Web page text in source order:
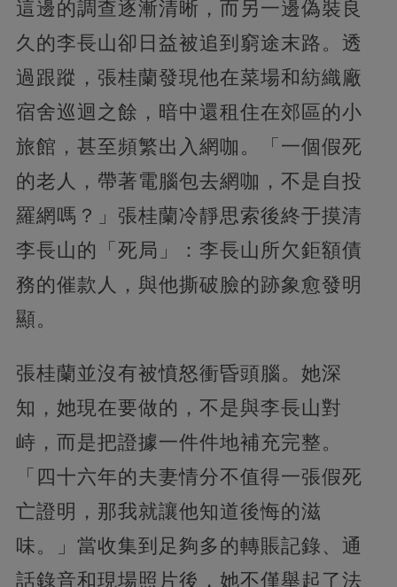
這邊的調查逐漸清晰，而另一邊偽裝良
久的李長山卻日益被追到窮途末路。透
過跟蹤，張桂蘭發現他在菜場和紡織廠
宿舍巡迴之餘，暗中還租住在郊區的小
旅館，甚至頻繁出入網咖。「一個假死
的老人，帶著電腦包去網咖，不是自投
羅網嗎？」張桂蘭冷靜思索後終于摸清
李長山的「死局」：李長山所欠鉅額債
務的催款人，與他撕破臉的跡象愈發明
顯。
張桂蘭並沒有被憤怒衝昏頭腦。她深
知，她現在要做的，不是與李長山對
峙，而是把證據一件件地補充完整。
「四十六年的夫妻情分不值得一張假死
亡證明，那我就讓他知道後悔的滋
味。」當收集到足夠多的轉賬記錄、通
話錄音和現場照片後，她不僅舉起了法